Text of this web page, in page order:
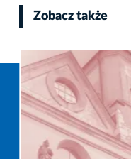
Zobacz także